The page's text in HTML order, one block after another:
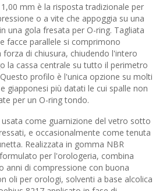
mm è la risposta tradizionale per
o a vite che appoggia su una
una gola fresata per O-ring. Tagliata
facce parallele si comprimono
di chiusura, chiudendo l'intero
la cassa centrale su tutto il perimetro
profilo è l'unica opzione su molti
giapponesi più datati le cui spalle non
per un O-ring tondo.
come guarnizione del vetro sotto
e occasionalmente come tenuta
Realizzata in gomma NBR
per l'orologeria, combina
anni di compressione con buona
oli per orologi, solventi a base alcolica